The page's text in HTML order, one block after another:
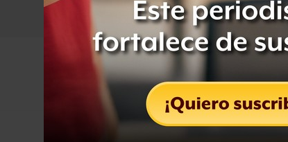
Compartir Leer
OCULTAR